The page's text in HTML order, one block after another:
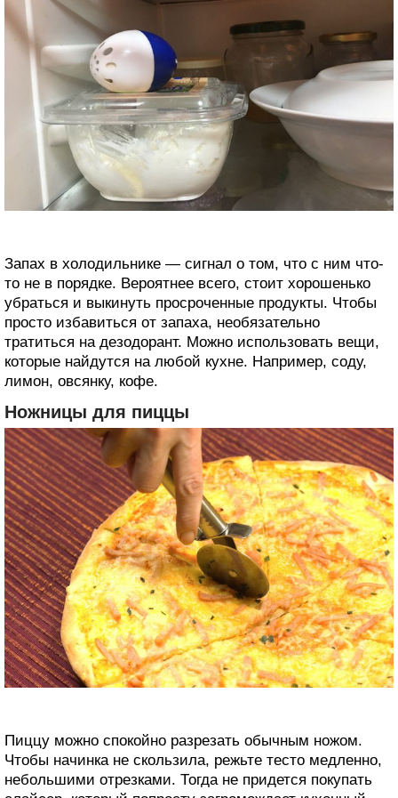
Запах в холодильнике — сигнал о том, что с ним что-
то не в порядке. Вероятнее всего, стоит хорошенько
убраться и выкинуть просроченные продукты. Чтобы
просто избавиться от запаха, необязательно
тратиться на дезодорант. Можно использовать вещи,
которые найдутся на любой кухне. Например, соду,
лимон, овсянку, кофе.
Ножницы для пиццы
Пиццу можно спокойно разрезать обычным ножом.
Чтобы начинка не скользила, режьте тесто медленно,
небольшими отрезками. Тогда не придется покупать